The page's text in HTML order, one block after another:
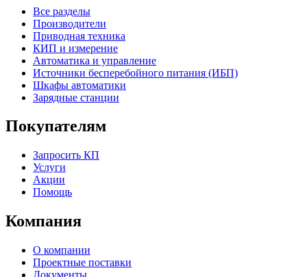
Все разделы
Производители
Приводная техника
КИП и измерение
Автоматика и управление
Источники бесперебойного питания (ИБП)
Шкафы автоматики
Зарядные станции
Покупателям
Запросить КП
Услуги
Акции
Помощь
Компания
О компании
Проектные поставки